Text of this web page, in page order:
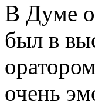
В Думе
был в
очень